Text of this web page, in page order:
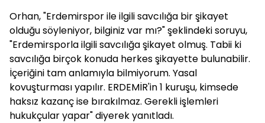
Orhan, "Erdemirspor ile ilgili savcılığa bir şikayet
olduğu söyleniyor, bilginiz var mı?" şeklindeki soruyu,
"Erdemirsporla ilgili savcılığa şikayet olmuş. Tabii ki
savcılığa birçok konuda herkes şikayette bulunabilir.
İçeriğini tam anlamıyla bilmiyorum. Yasal
kovuşturması yapılır. ERDEMİR'in 1 kuruşu, kimsede
haksız kazanç ise bırakılmaz. Gerekli işlemleri
hukukçular yapar" diyerek yanıtladı.